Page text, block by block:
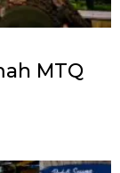
MTQ